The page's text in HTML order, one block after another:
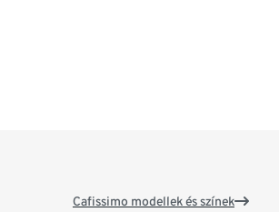
Cafissimo modellek és színek